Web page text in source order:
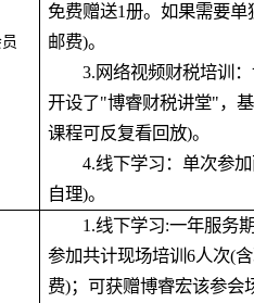
免费赠送1册。如果需要
邮费)。
3.网络视频财税培训：
开设了"博睿财税讲堂"，
课程可反复看回放)。
4.线下学习：单次参加
自理)。
1.线下学习:一年服务期
参加共计现场培训6人次(
费)；可获赠博睿宏该参会